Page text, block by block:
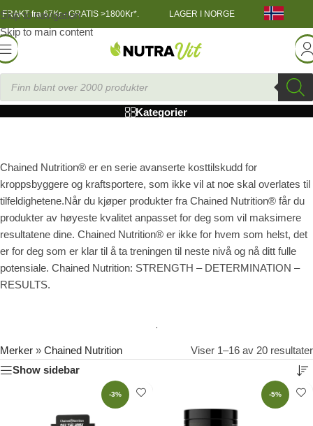
Skip to navigation
Skip to main content
FRAKT fra 67Kr - GRATIS >1800Kr*. LAGER I NORGE
Chained Nutrition
Kategorier
Chained Nutrition® er en serie avanserte kosttilskudd for
kroppsbyggere og kraftsportere, som ikke vil at noe skal overlates til
tilfeldighetene.Når du kjøper produkter fra Chained Nutrition® får du
produkter av høyeste kvalitet anpasset for deg som vil maksimere
resultatene dine. Chained Nutrition® er ikke for hvem som helst, det
er for deg som er klar til å ta treningen til neste nivå og nå ditt fulle
potensiale. Chained Nutrition: STRENGTH – DETERMINATION –
RESULTS.
Merker » Chained Nutrition
Viser 1–16 av 20 resultater
Show sidebar
-3% -5%